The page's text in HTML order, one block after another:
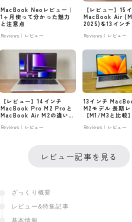
MacBook Neoレビュー｜
1ヶ月使って分かった魅力
と注意点
Reviews | レビュー
【レビュー】15
MacBook Air
2025)を13インチ
力も紹介
Reviews | レビュー
【レビュー】14インチ
MacBook Pro M2 Proと
MacBook Air M2の違い
Reviews | レビュー
13インチ
M2モデル 長期レ
【M1/M3と比較】
Reviews | レビュー
レビュー記事を見る
ざっくり概要
レビュー&特集記事
基本情報